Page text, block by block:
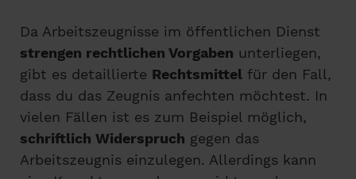
Da Arbeitszeugnisse im öffentlichen Dienst
strengen rechtlichen Vorgaben unterliegen,
gibt es detaillierte Rechtsmittel für den Fall,
dass du das Zeugnis anfechten möchtest. In
vielen Fällen ist es zum Beispiel möglich,
schriftlich Widerspruch gegen das
Arbeitszeugnis einzulegen. Allerdings kann